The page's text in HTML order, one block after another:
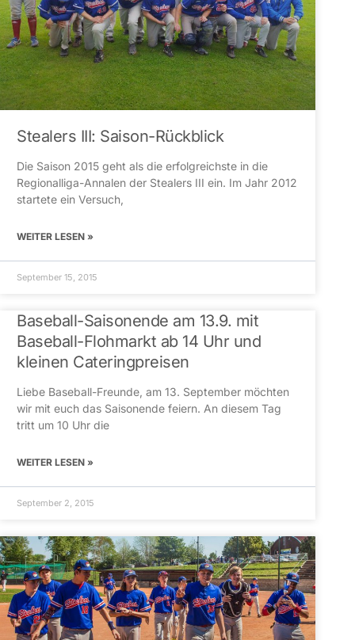
Stealers III: Saison-Rückblick
Die Saison 2015 geht als die erfolgreichste in die
Regionalliga-Annalen der Stealers III ein. Im Jahr 2012
startete ein Versuch,
WEITER LESEN »
September 15, 2015
Baseball-Saisonende am 13.9. mit
Baseball-Flohmarkt ab 14 Uhr und
kleinen Cateringpreisen
Liebe Baseball-Freunde, am 13. September möchten
wir mit euch das Saisonende feiern. An diesem Tag
tritt um 10 Uhr die
WEITER LESEN »
September 2, 2015